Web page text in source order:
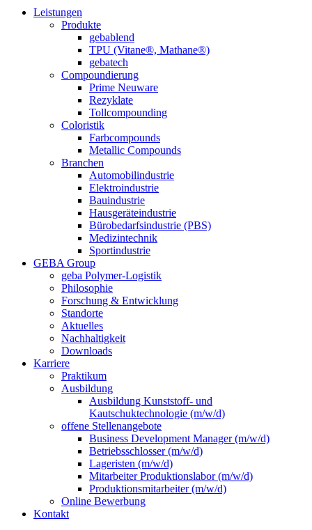
Leistungen
Produkte
gebablend
TPU (Vitane®, Mathane®)
gebatech
Compoundierung
Prime Neuware
Rezyklate
Tollcompounding
Coloristik
Farbcompounds
Metallic Compounds
Branchen
Automobilindustrie
Elektroindustrie
Bauindustrie
Hausgeräteindustrie
Bürobedarfsindustrie (PBS)
Medizintechnik
Sportindustrie
GEBA Group
geba Polymer-Logistik
Philosophie
Forschung & Entwicklung
Standorte
Aktuelles
Nachhaltigkeit
Downloads
Karriere
Praktikum
Ausbildung
Ausbildung Kunststoff- und
Kautschuktechnologie (m/w/d)
offene Stellenangebote
Business Development Manager (m/w/d)
Betriebsschlosser (m/w/d)
Lageristen (m/w/d)
Mitarbeiter Produktionslabor (m/w/d)
Produktionsmitarbeiter (m/w/d)
Online Bewerbung
Kontakt